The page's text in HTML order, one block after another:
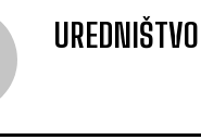
UREDNIŠTVO